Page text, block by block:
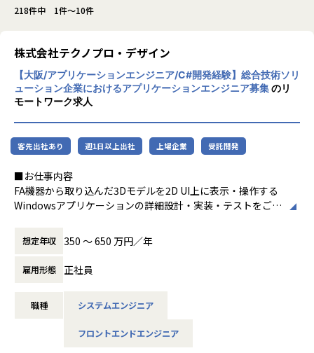
218件中 1件～10件
株式会社テクノプロ・デザイン
【大阪/アプリケーションエンジニア/C#開発経験】総合技術ソリ
ューション企業におけるアプリケーションエンジニア募集のリ
モートワーク求人
客先出社あり 週1日以上出社 上場企業 受託開発
■お仕事内容
FA機器から取り込んだ3Dモデルを2D UI上に表示・操作する
Windowsアプリケーションの詳細設計・実装・テストをご担
【業務内容】
C#・WPF・MVVMをベースに、FA機器の3Dモデル表示・操
作機能（移動・回転・ズーム）や頂点データの3D変換・管理
ラムダ式・LINQを用いたロジック実装、行列演算・ベクトル
想定年収 350 〜 650 万円／年
雇用形態 正社員
職種 システムエンジニア
フロントエンドエンジニア